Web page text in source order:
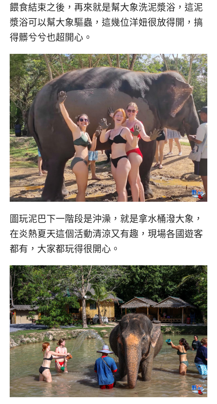
餵食結束之後，再來就是幫大象洗泥漿浴，這泥
漿浴可以幫大象驅蟲，這幾位洋妞很放得開，搞
得髒兮兮也超開心。
圖玩泥巴下一階段是沖澡，就是拿水桶潑大象，
在炎熱夏天這個活動清涼又有趣，現場各國遊客
都有，大家都玩得很開心。